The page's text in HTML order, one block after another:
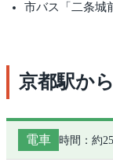
市バス「二条城
京都駅か
電車 時間：約